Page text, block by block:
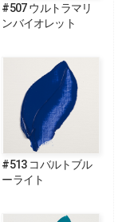
#507 ウルトラマリ
ンバイオレット
#513 コバルトブル
ーライト